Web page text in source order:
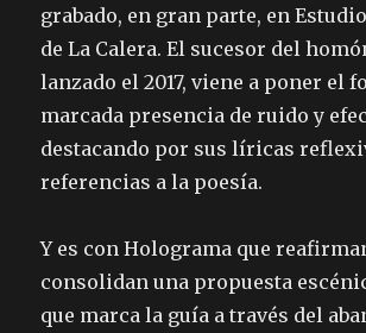
grabado, en gran parte, en
de La Calera. El sucesor del
lanzado el 2017, viene a poner el
marcada presencia de ruido y
destacando por sus líricas
referencias a la poesía.
Y es con Holograma que
consolidan una propuesta
que marca la guía a través del